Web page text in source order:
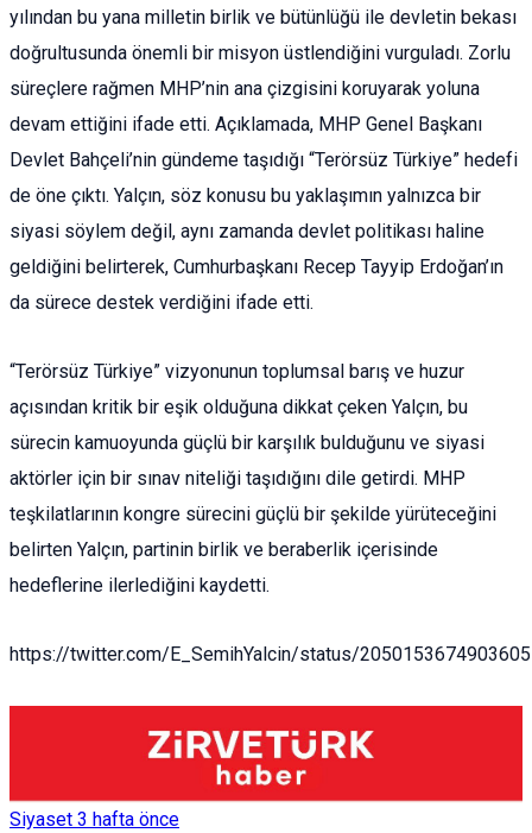
yılından bu yana milletin birlik ve bütünlüğü ile devletin bekası
doğrultusunda önemli bir misyon üstlendiğini vurguladı. Zorlu
süreçlere rağmen MHP’nin ana çizgisini koruyarak yoluna
devam ettiğini ifade etti. Açıklamada, MHP Genel Başkanı
Devlet Bahçeli’nin gündeme taşıdığı “Terörsüz Türkiye” hedefi
de öne çıktı. Yalçın, söz konusu bu yaklaşımın yalnızca bir
siyasi söylem değil, aynı zamanda devlet politikası haline
geldiğini belirterek, Cumhurbaşkanı Recep Tayyip Erdoğan’ın
da sürece destek verdiğini ifade etti.
“Terörsüz Türkiye” vizyonunun toplumsal barış ve huzur
açısından kritik bir eşik olduğuna dikkat çeken Yalçın, bu
sürecin kamuoyunda güçlü bir karşılık bulduğunu ve siyasi
aktörler için bir sınav niteliği taşıdığını dile getirdi. MHP
teşkilatlarının kongre sürecini güçlü bir şekilde yürüteceğini
belirten Yalçın, partinin birlik ve beraberlik içerisinde
hedeflerine ilerlediğini kaydetti.
https://twitter.com/E_SemihYalcin/status/
Siyaset 3 hafta önce